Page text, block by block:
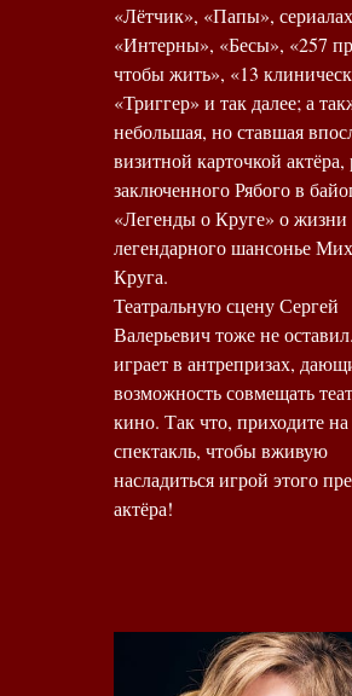
«Лётчик», «Папы»,
«Интерны», «Бесы», «257
чтобы жить», «13
«Триггер» и так далее; а
небольшая, но ставшая
визитной карточкой актёра,
заключенного Рябого в
«Легенды о Круге» о жизни
легендарного шансонье
Круга.
Театральную сцену Сергей
Валерьевич тоже не
играет в антрепризах,
возможность совмещать
кино. Так что, приходите
спектакль, чтобы вживую
насладиться игрой этого
актёра!